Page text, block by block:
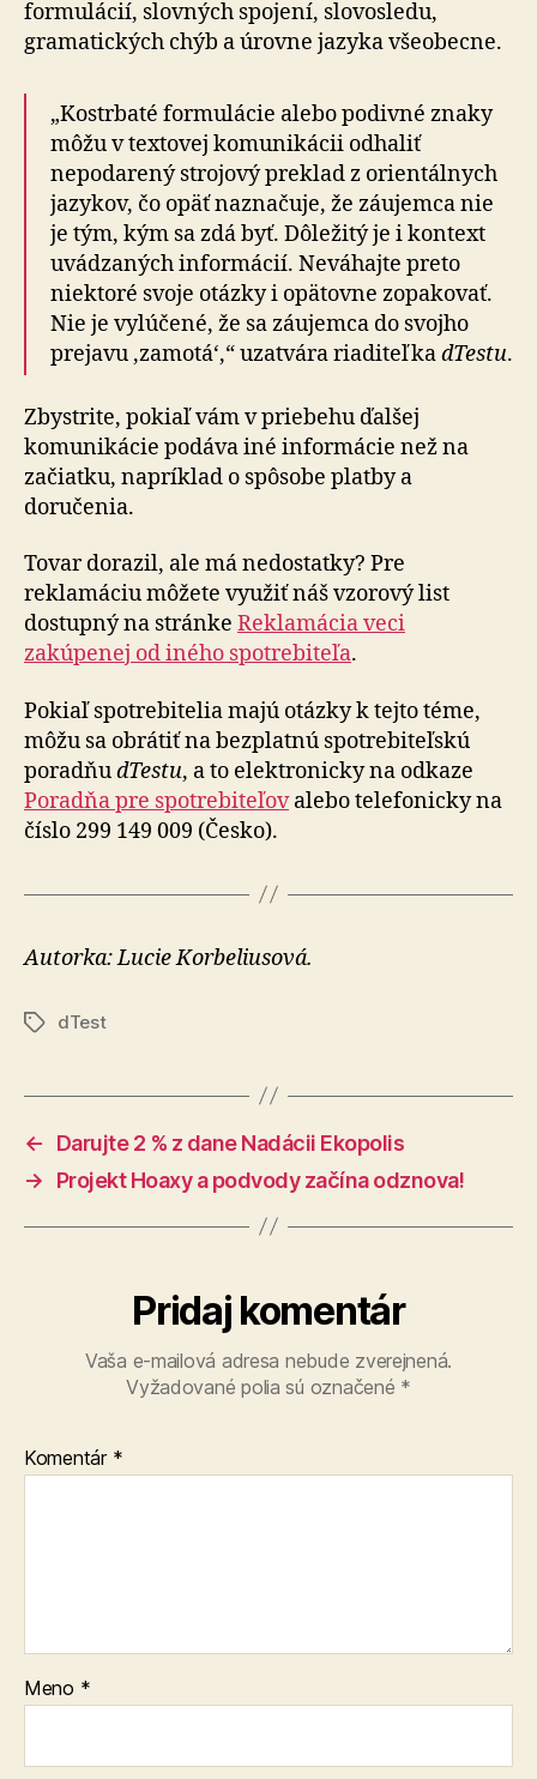
formulácií, slovných spojení, slovosledu,
gramatických chýb a úrovne jazyka všeobecne.
„Kostrbaté formulácie alebo podivné znaky
môžu v textovej komunikácii odhaliť
nepodarený strojový preklad z orientálnych
jazykov, čo opäť naznačuje, že záujemca nie
je tým, kým sa zdá byť. Dôležitý je i kontext
uvádzaných informácií. Neváhajte preto
niektoré svoje otázky i opätovne zopakovať.
Nie je vylúčené, že sa záujemca do svojho
prejavu ‚zamotá‘,“ uzatvára riaditeľkadTestu.
Zbystrite, pokiaľ vám v priebehu ďalšej
komunikácie podáva iné informácie než na
začiatku, napríklad o spôsobe platby a
doručenia.
Tovar dorazil, ale má nedostatky? Pre
reklamáciu môžete využiť náš vzorový list
dostupný na stránke Reklamácia veci
zakúpenej od iného spotrebiteľa.
Pokiaľ spotrebitelia majú otázky k tejto téme,
môžu sa obrátiť na bezplatnú spotrebiteľskú
poradňudTestu, a to elektronicky na odkaze
Poradňa pre spotrebiteľovalebo telefonicky na
číslo 299 149 009 (Česko).
Autorka: Lucie Korbeliusová.
Značky
dTest
←
Darujte 2 % z dane Nadácii Ekopolis
→
Projekt Hoaxy a podvody začína odznova!
Pridaj komentár
Vaša e-mailová adresa nebude zverejnená.
Vyžadované polia sú označené *
Komentár *
Meno *